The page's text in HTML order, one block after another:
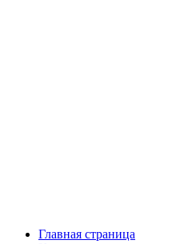
Главная страница